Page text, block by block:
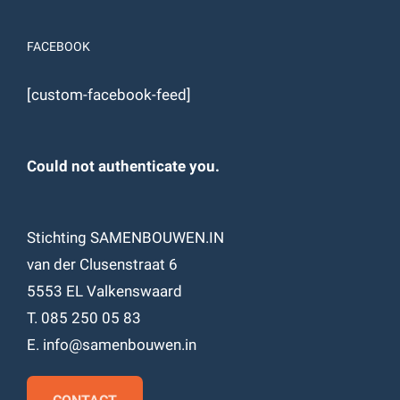
FACEBOOK
[custom-facebook-feed]
Could not authenticate you.
Stichting SAMENBOUWEN.IN
van der Clusenstraat 6
5553 EL Valkenswaard
T. 085 250 05 83
E. info@samenbouwen.in